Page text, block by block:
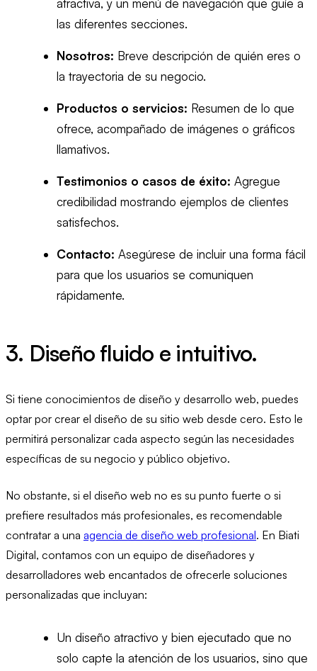
las diferentes secciones.
Nosotros: Breve descripción de quién eres o
la trayectoria de su negocio.
Productos o servicios: Resumen de lo que
ofrece, acompañado de imágenes o gráficos
llamativos.
Testimonios o casos de éxito: Agregue
credibilidad mostrando ejemplos de clientes
satisfechos.
Contacto: Asegúrese de incluir una forma fácil
para que los usuarios se comuniquen
rápidamente.
3. Diseño fluido e intuitivo.
Si tiene conocimientos de diseño y desarrollo web, puedes
optar por crear el diseño de su sitio web desde cero. Esto le
permitirá personalizar cada aspecto según las necesidades
específicas de su negocio y público objetivo.
No obstante, si el diseño web no es su punto fuerte o si
prefiere resultados más profesionales, es recomendable
contratar a una agencia de diseño web profesional. En Biati
Digital, contamos con un equipo de diseñadores y
desarrolladores web encantados de ofrecerle soluciones
personalizadas que incluyan:
Un diseño atractivo y bien ejecutado que no
solo capte la atención de los usuarios, sino que